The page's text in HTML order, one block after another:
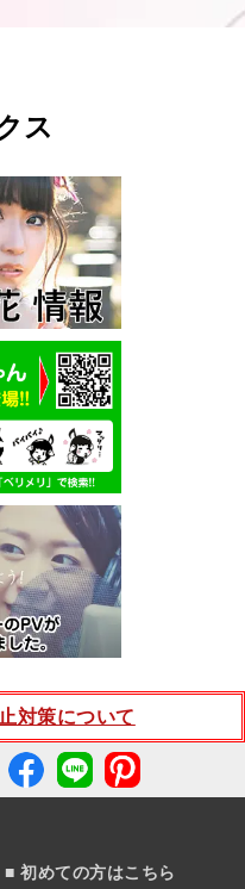
ス
対策について
■ 初めての方はこちら